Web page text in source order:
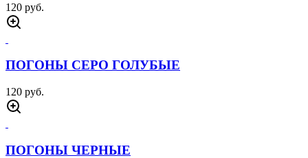
120 руб.
ПОГОНЫ СЕРО ГОЛУБЫЕ
120 руб.
ПОГОНЫ ЧЕРНЫЕ